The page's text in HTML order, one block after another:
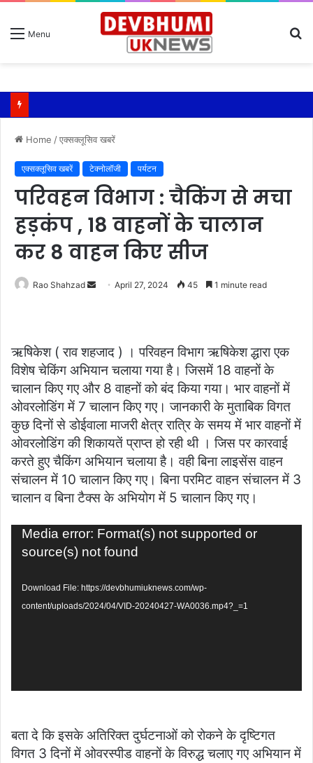
Menu
Home /एक्सक्लूसिव खबरें
एक्सक्लूसिव खबरें टेक्नोलॉजी पर्यटन
परिवहन विभाग : चैकिंग से मचा
हड़कंप , 18 वाहनों के चालान
कर 8 वाहन किए सीज
Rao Shahzad
SendApril 27, 2024 45 1 minute read
ऋषिकेश ( राव शहजाद ) । परिवहन विभाग ऋषिकेश द्धारा एक
विशेष चेकिंग अभियान चलाया गया है। जिसमें 18 वाहनों के
चालान किए गए और 8 वाहनों को बंद किया गया। भार वाहनों में
ओवरलोडिंग में 7 चालान किए गए। जानकारी के मुताबिक विगत
कुछ दिनों से डोईवाला माजरी क्षेत्र रात्रि के समय में भार वाहनों में
ओवरलोडिंग की शिकायतें प्राप्त हो रही थी । जिस पर कारवाई
करते हुए चैकिंग अभियान चलाया है। वही बिना लाइसेंस वाहन
संचालन में 10 चालान किए गए। बिना परमिट वाहन संचालन में 3
चालान व बिना टैक्स के अभियोग में 5 चालान किए गए।
Video
Player
Media error: Format(s) not supported or
source(s) not found
Download File: https://devbhumiuknews.com/wp-
content/uploads/2024/04/VID-20240427-WA0036.mp4?_=1
बता दे कि इसके अतिरिक्त दुर्घटनाओं को रोकने के दृष्टिगत
विगत 3 दिनों में ओवरस्पीड वाहनों के विरुद्ध चलाए गए अभियान में